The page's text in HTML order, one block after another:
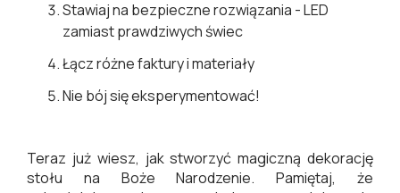
Stawiaj na bezpieczne rozwiązania - LED
zamiast prawdziwych świec
Łącz różne faktury i materiały
Nie bój się eksperymentować!
Teraz już wiesz, jak stworzyć magiczną dekorację
stołu na Boże Narodzenie. Pamiętaj, że